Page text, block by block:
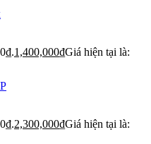
1,400,000₫Giá hiện tại là:
2,300,000₫Giá hiện tại là: